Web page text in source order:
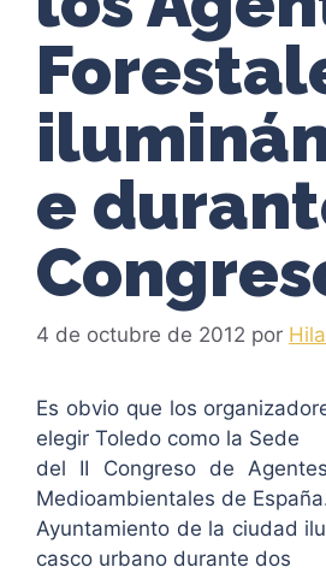
e
4 de octubre de 2012 por
Es obvio que los
elegir Toledo como la Sede
del II Congreso de
Medioambientales de
Ayuntamiento de la ciudad
casco urbano durante dos